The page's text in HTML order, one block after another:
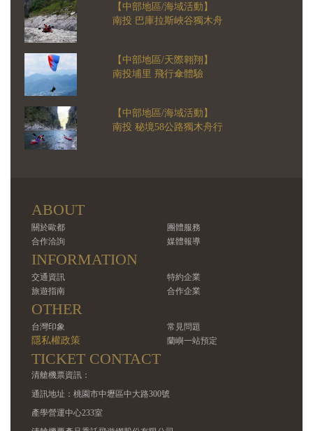
【中部地區/海域活動】
南投 巴庫拉斯峽谷獨木舟
【中部地區/天際翱翔】
南投埔里 飛行傘體驗
【中部地區/海域活動】
南投 秘境58公路獨木舟行
ABOUT
關於歐都
團體服務
合作洽詢
媒體報導
INFORMATION
交通資訊
特約企業
旅遊指南
合作企業
OTHER
台灣印象 常見問題
隱私權政策 蘭嶼一站預定
TICKET CONTACT
清艙機票資訊：
通訊地址：桃園市中壢區中大路300號
產學營運中心233室